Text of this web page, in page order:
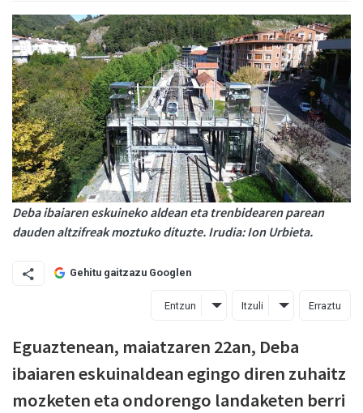
Deba ibaiaren eskuineko aldean eta trenbidearen parean
dauden altzifreak moztuko dituzte. Irudia: Ion Urbieta.
Gehitu gaitzazu Googlen
Entzun Itzuli Erraztu
Eguaztenean, maiatzaren 22an, Deba
ibaiaren eskuinaldean egingo diren zuhaitz
mozketen eta ondorengo landaketen berri